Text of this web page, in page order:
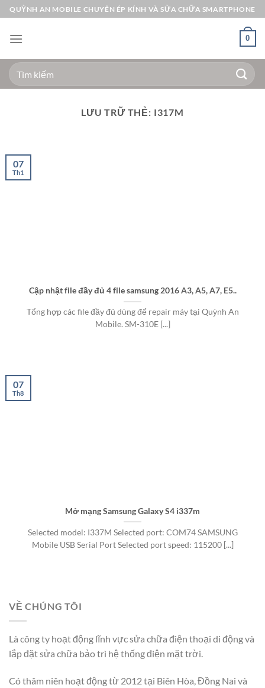
Bỏ
qua
nội
QUỲNH AN MOBILE CHUYÊN ÉP KÍNH VÀ SỬA CHỮA SMARTPHONE
0
Tìm
kiếm:
LƯU TRỮ THẺ: I317M
Cập nhật file đầy đủ 4 file samsung 2016 A3, A5, A7, E5..
Tổng hợp các file đầy đủ dùng để repair máy tại Quỳnh An
Mobile. SM-310E [...]
07
Th1
Mở mạng Samsung Galaxy S4 i337m
Selected model: I337M Selected port: COM74 SAMSUNG
Mobile USB Serial Port Selected port speed: 115200 [...]
07
Th8
VỀ CHÚNG TÔI
Là công ty hoạt động lĩnh vực sửa chữa điện thoại di động và
lắp đặt sửa chữa bảo trì hệ thống điện mặt trời.
Có thâm niên hoạt động từ 2012 tại Biên Hòa, Đồng Nai và